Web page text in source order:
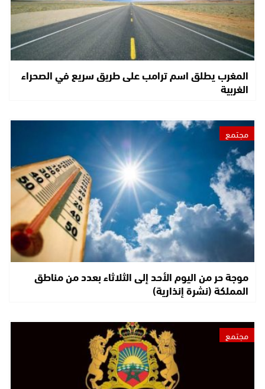
المغرب يطلق اسم ترامب على طريق سريع في الصحراء
الغربية
مجتمع
موجة حر من اليوم الأحد إلى الثلاثاء بعدد من مناطق
المملكة (نشرة إنذارية)
مجتمع